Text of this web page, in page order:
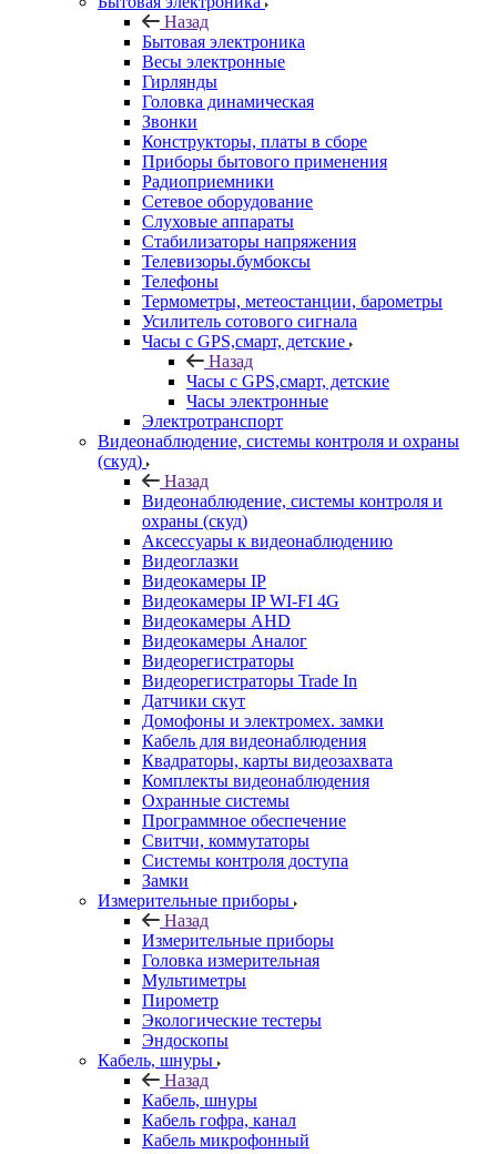
Назад
Бытовая электроника
Весы электронные
Гирлянды
Головка динамическая
Звонки
Конструкторы, платы в сборе
Приборы бытового применения
Радиоприемники
Сетевое оборудование
Слуховые аппараты
Стабилизаторы напряжения
Телевизоры.бумбоксы
Телефоны
Термометры, метеостанции, барометры
Усилитель сотового сигнала
Часы с GPS,смарт, детские
Назад
Часы с GPS,смарт, детские
Часы электронные
Электротранспорт
Видеонаблюдение, системы контроля и охраны
(скуд)
Назад
Видеонаблюдение, системы контроля и
охраны (скуд)
Аксессуары к видеонаблюдению
Видеоглазки
Видеокамеры IP
Видеокамеры IP WI-FI 4G
Видеокамеры AHD
Видеокамеры Аналог
Видеорегистраторы
Видеорегистраторы Trade In
Датчики скут
Домофоны и электромех. замки
Кабель для видеонаблюдения
Квадраторы, карты видеозахвата
Комплекты видеонаблюдения
Охранные системы
Программное обеспечение
Свитчи, коммутаторы
Системы контроля доступа
Замки
Измерительные приборы
Назад
Измерительные приборы
Головка измерительная
Мультиметры
Пирометр
Экологические тестеры
Эндоскопы
Кабель, шнуры
Назад
Кабель, шнуры
Кабель гофра, канал
Кабель микрофонный